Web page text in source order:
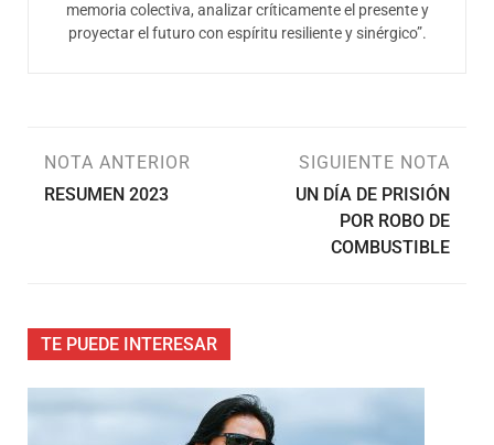
memoria colectiva, analizar críticamente el presente y
proyectar el futuro con espíritu resiliente y sinérgico”.
NOTA ANTERIOR
RESUMEN 2023
SIGUIENTE NOTA
UN DÍA DE PRISIÓN
POR ROBO DE
COMBUSTIBLE
TE PUEDE INTERESAR